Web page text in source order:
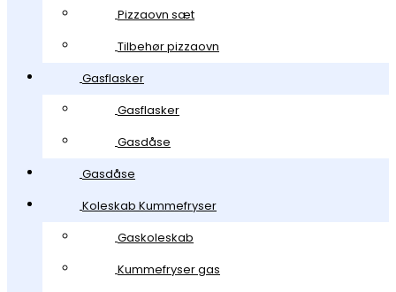
Pizzaovn sæt
Tilbehør pizzaovn
Gasflasker
Gasflasker
Gasdåse
Gasdåse
Koleskab Kummefryser
Gaskoleskab
Kummefryser gas